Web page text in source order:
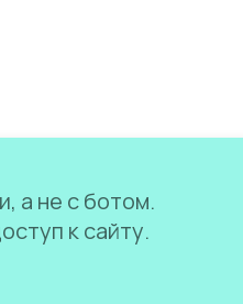
а не с ботом.
к сайту.